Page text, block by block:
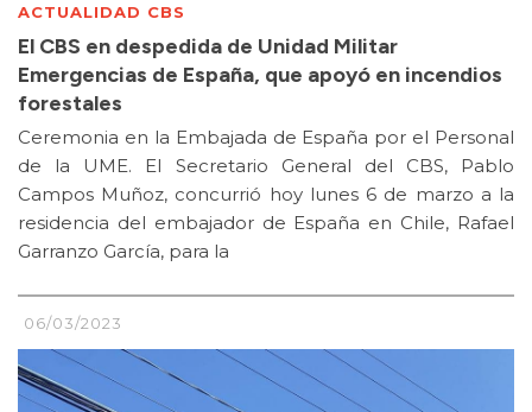
ACTUALIDAD CBS
El CBS en despedida de Unidad Militar
Emergencias de España, que apoyó en incendios
forestales
Ceremonia en la Embajada de España por el Personal
de la UME. El Secretario General del CBS, Pablo
Campos Muñoz, concurrió hoy lunes 6 de marzo a la
residencia del embajador de España en Chile, Rafael
Garranzo García, para la
06/03/2023